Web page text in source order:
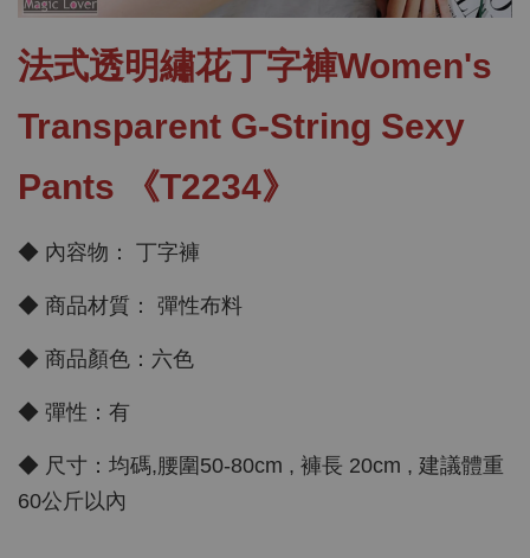
法式透明繡花丁字褲Women's
Transparent G-String Sexy
Pants 《T2234》
◆ 內容物： 丁字褲
◆ 商品材質： 彈性布料
◆ 商品顏色：六色
◆ 彈性：有
◆ 尺寸：均碼,腰圍50-80cm , 褲長 20cm , 建議體重
60公斤以內